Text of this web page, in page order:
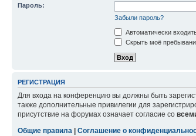
Пароль:
Забыли пароль?
Автоматически
Скрыть моё
РЕГИСТРАЦИЯ
Для входа на конференцию вы должны быть
также дополнительные привилегии для
присутствие на форумах означает согласие со
Общие правила
Соглашение о